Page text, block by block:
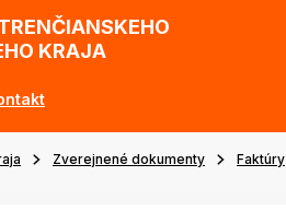
KRAJA
Zverejnené dokumenty Faktúry